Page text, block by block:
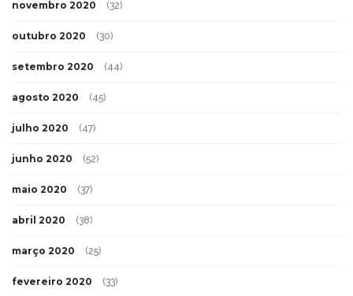
novembro 2020 (32)
outubro 2020 (30)
setembro 2020 (44)
agosto 2020 (45)
julho 2020 (47)
junho 2020 (52)
maio 2020 (37)
abril 2020 (38)
março 2020 (25)
fevereiro 2020 (33)